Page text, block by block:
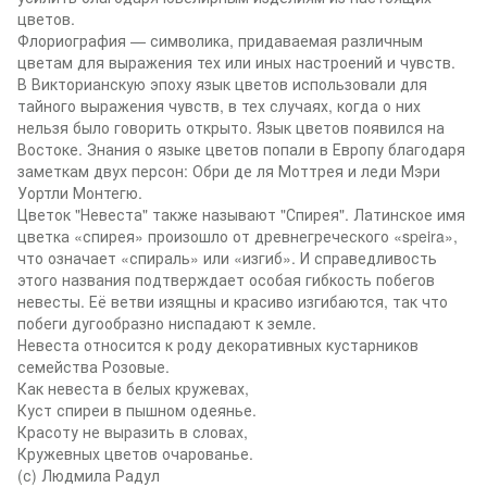
цветов.
Флориография — символика, придаваемая различным
цветам для выражения тех или иных настроений и чувств.
В Викторианскую эпоху язык цветов использовали для
тайного выражения чувств, в тех случаях, когда о них
нельзя было говорить открыто. Язык цветов появился на
Востоке. Знания о языке цветов попали в Европу благодаря
заметкам двух персон: Обри де ля Моттрея и леди Мэри
Уортли Монтегю.
Цветок "Невеста" также называют "Спирея". Латинское имя
цветка «спирея» произошло от древнегреческого «speira»,
что означает «спираль» или «изгиб». И справедливость
этого названия подтверждает особая гибкость побегов
невесты. Её ветви изящны и красиво изгибаются, так что
побеги дугообразно ниспадают к земле.
Невеста относится к роду декоративных кустарников
семейства Розовые.
Как невеста в белых кружевах,
Куст спиреи в пышном одеянье.
Красоту не выразить в словах,
Кружевных цветов очарованье.
(с) Людмила Радул